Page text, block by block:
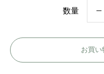
数量
お買い